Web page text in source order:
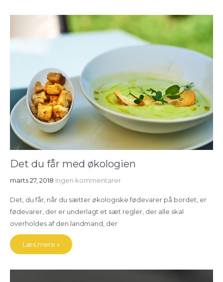
Det du får med økologien
marts 27, 2018 Ingen kommentarer
Det, du får, når du sætter økologiske fødevarer på bordet, er
fødevarer, der er underlagt et sæt regler, der alle skal
overholdes af den landmand, der
Læs mere »